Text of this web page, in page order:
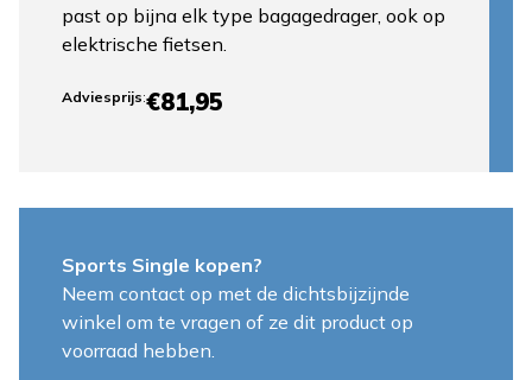
past op bijna elk type bagagedrager, ook op
elektrische fietsen.
Adviesprijs:€81,95
Sports Single kopen?
Neem contact op met de dichtsbijzijnde
winkel om te vragen of ze dit product op
voorraad hebben.